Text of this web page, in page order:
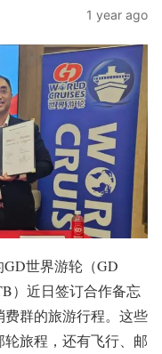
1 year ago
GD世界游轮（GD
）近日签订合作备忘
群的旅游行程。这些
旅程，还有飞行、邮